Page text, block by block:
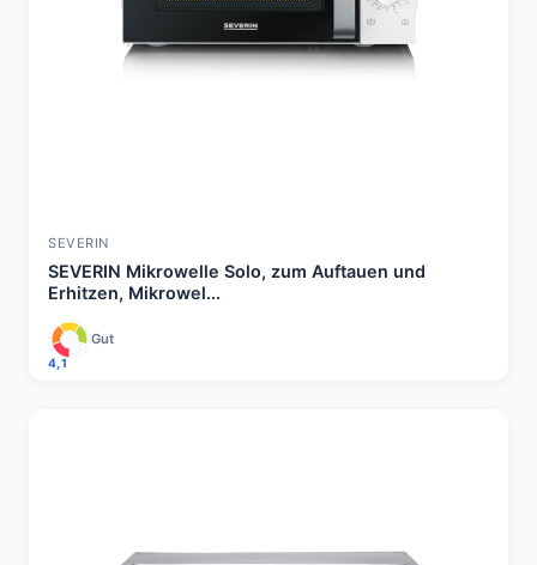
SEVERIN
SEVERIN Mikrowelle Solo, zum Auftauen und
Erhitzen, Mikrowel...
4,1
Gut